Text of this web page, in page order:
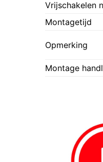
Vrijschakelen
Montagetijd
Opmerking
Montage